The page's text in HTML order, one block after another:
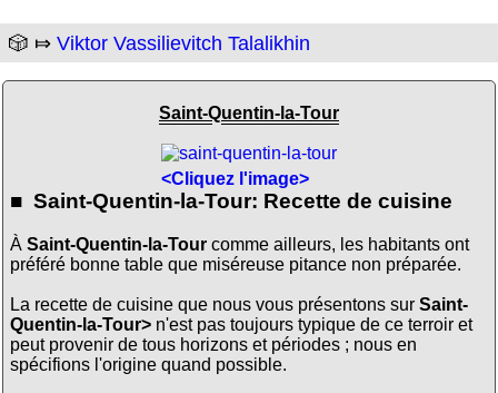
🎲 ⤇ Viktor Vassilievitch Talalikhin
Saint-Quentin-la-Tour
<Cliquez l'image>
■ Saint-Quentin-la-Tour: Recette de cuisine
À Saint-Quentin-la-Tourcomme ailleurs, les habitants ont
préféré bonne table que miséreuse pitance non préparée.
La recette de cuisine que nous vous présentons sur Saint-
Quentin-la-Tour>n'est pas toujours typique de ce terroir et
peut provenir de tous horizons et périodes ; nous en
spécifions l'origine quand possible.